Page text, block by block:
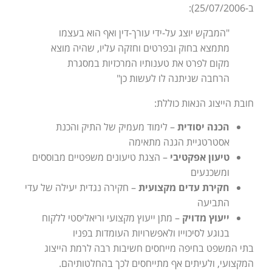
ב-25/07/2006):
"המבקש יוצג על-ידי עורך-דין ואף הוא בעצמו
מתמצא בחוק ובפרטים וחזקה עליו, שהיה מוצא
מקום לפרט את טענותיו המרכזיות במסגרת
הרחבה שניתנה לו לעשות כן"
חובת הייצוג הנאות כוללת:
הכנה יסודית– לימוד מעמיק של התיק והכנת
אסטרטגיית הגנה מתאימה
טיעון אפקטיבי – הצגת טיעונים משפטיים מבוססים
ומשכנעים
חקירת עדים מקצועית– חקירה נגדית יעילה של עדי
התביעה
ייעוץ מדויק – מתן ייעוץ מקצועי וריאליסטי ללקוח
בנוגע לסיכוייו ולאפשרויות העומדות בפניו
בתי המשפט בחיפה מייחסים חשיבות רבה לרמת הייצוג
המקצועי, ולעיתים אף מתייחסים לכך בהחלטותיהם.